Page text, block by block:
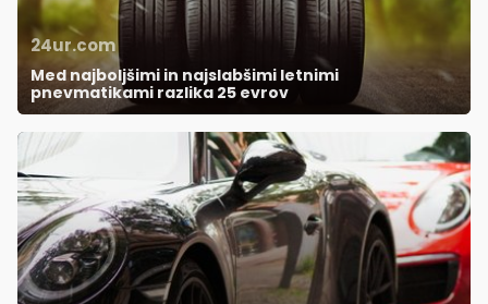
24ur.com
Med najboljšimi in najslabšimi letnimi
pnevmatikami razlika 25 evrov